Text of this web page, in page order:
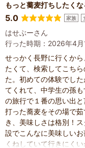
もっと蕎麦打ちしたくな
5.0 家族
はせぶーさん
行った時期：2026年4月
せっかく長野に行くか
たくて、検索してこち
た。初めての体験でし
てくれて、中学生の孫
の旅行で１番の思い出
打った蕎麦をその場で
き、美味しさは格別！
設でこんなに美味しい
くねしていて行きにく